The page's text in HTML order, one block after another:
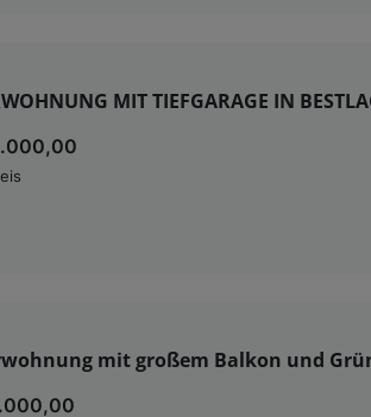
MIT TIEFGARAGE IN
mit großem Balkon und